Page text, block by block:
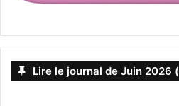
Lire le journal de Juin 2026